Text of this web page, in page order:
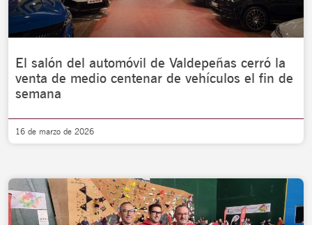
El salón del automóvil de Valdepeñas cerró la
venta de medio centenar de vehículos el fin de
semana
16 de marzo de 2026